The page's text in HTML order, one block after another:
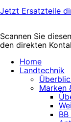
Jetzt Ersatzteile
Scannen Sie
den direkten
Home
Landtechnik
Marken